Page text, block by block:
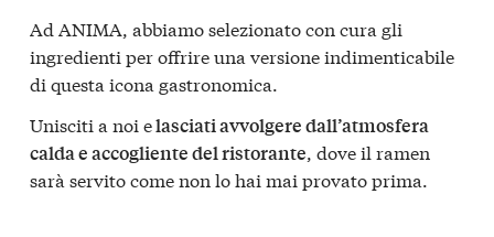
Ad ANIMA, abbiamo selezionato con cura gli
ingredienti per offrire una versione indimenticabile
di questa icona gastronomica.
Unisciti a noi elasciati avvolgere dall’atmosfera
calda e accogliente del ristorante, dove il ramen
sarà servito come non lo hai mai provato prima.